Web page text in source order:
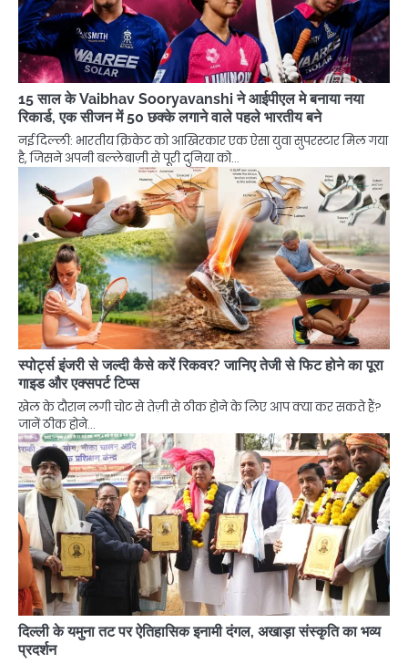
15 साल के Vaibhav Sooryavanshi ने आईपीएल मे बनाया नया
रिकार्ड, एक सीजन में 50 छक्के लगाने वाले पहले भारतीय बने
नई दिल्ली: भारतीय क्रिकेट को आखिरकार एक ऐसा युवा सुपरस्टार मिल गया
है, जिसने अपनी बल्लेबाज़ी से पूरी दुनिया को…
स्पोर्ट्स इंजरी से जल्दी कैसे करें रिकवर? जानिए तेजी से फिट होने का पूरा
गाइड और एक्सपर्ट टिप्स
खेल के दौरान लगी चोट से तेज़ी से ठीक होने के लिए आप क्या कर सकते हैं?
जानें ठीक होने…
दिल्ली के यमुना तट पर ऐतिहासिक इनामी दंगल, अखाड़ा संस्कृति का भव्य
प्रदर्शन